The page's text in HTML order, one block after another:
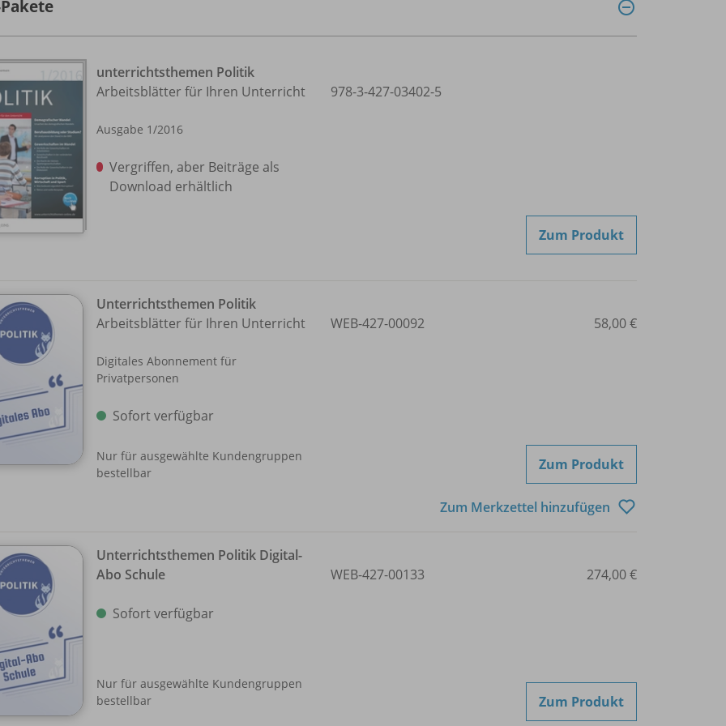
unterrichtsthemen Politik
Arbeitsblätter für Ihren Unterricht
Ausgabe 1/2016
Vergriffen, aber Beiträge als
Download erhältlich
978-3-427-03402-5
Zum Produkt
Unterrichtsthemen Politik
Arbeitsblätter für Ihren Unterricht
Digitales Abonnement für
Privatpersonen
Sofort verfügbar
Nur für ausgewählte Kundengruppen
bestellbar
WEB-427-00092 58,00 €
Zum Produkt
Zum Merkzettel hinzufügen
Unterrichtsthemen Politik Digital-
Abo Schule
Sofort verfügbar
Nur für ausgewählte Kundengruppen
bestellbar
WEB-427-00133 274,00 €
Zum Produkt